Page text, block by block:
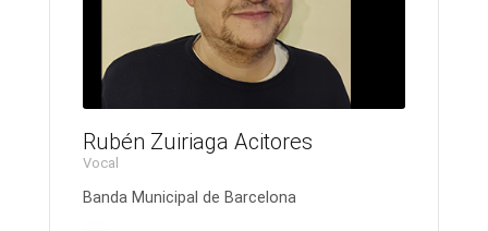
Rubén Zuiriaga Acitores
Vocal
Banda Municipal de Barcelona